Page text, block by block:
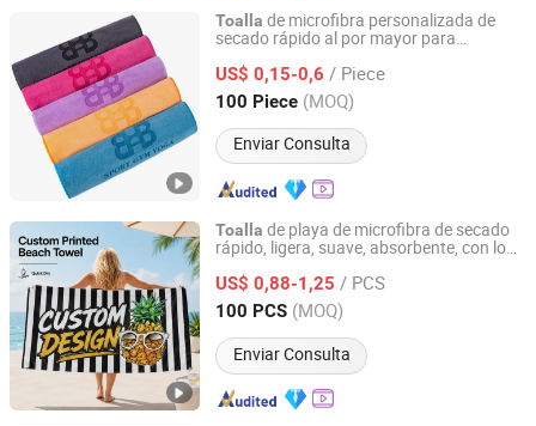
Toalla de microfibra personalizada de
secado rápido al por mayor para
US$ 0,15-0,6 / Piece
100 Piece (MOQ)
Enviar Consulta
Hebei Baibang Xinhui Knitting Textile Sales Co., Ltd.
Hebei, China Desde 2024
Toalla de playa de microfibra de secado
rápido, ligera, suave, absorbente, con logo
US$ 0,88-1,25 / PCS
100 PCS (MOQ)
Enviar Consulta
Hebei Aoruini Textile Trading Co., Ltd.
Hebei, China Desde 2025